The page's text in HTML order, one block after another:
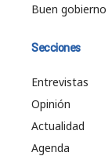
Buen gobierno
Secciones
Entrevistas
Opinión
Actualidad
Agenda